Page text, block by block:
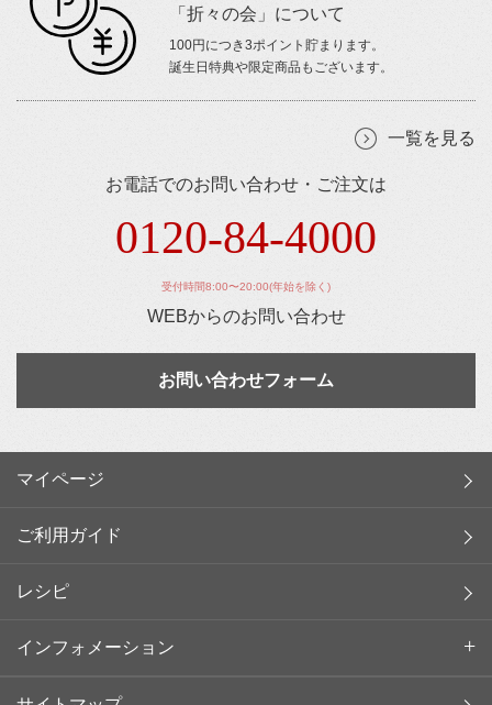
「折々の会」について
100円につき3ポイント貯まります。
誕生日特典や限定商品もございます。
一覧を見る
お電話でのお問い合わせ・ご注文は
0120-84-4000
受付時間8:00〜20:00(年始を除く)
WEBからのお問い合わせ
お問い合わせフォーム
マイページ
ご利用ガイド
レシピ
インフォメーション